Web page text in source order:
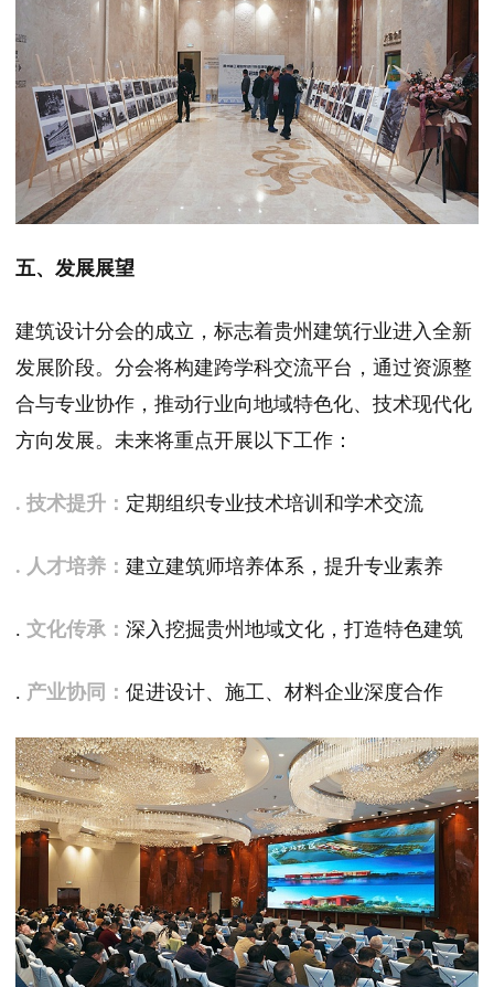
五、发展展望
建筑设计分会的成立，标志着贵州建筑行业进入全新
发展阶段。分会将构建跨学科交流平台，通过资源整
合与专业协作，推动行业向地域特色化、技术现代化
方向发展。未来将重点开展以下工作：
. ‌技术提升‌： 定期组织专业技术培训和学术交流
. ‌人才培养‌： 建立建筑师培养体系，提升专业素养
. ‌文化传承‌： 深入挖掘贵州地域文化，打造特色建筑
. ‌ 产业协同‌： 促进设计、施工、材料企业深度合作